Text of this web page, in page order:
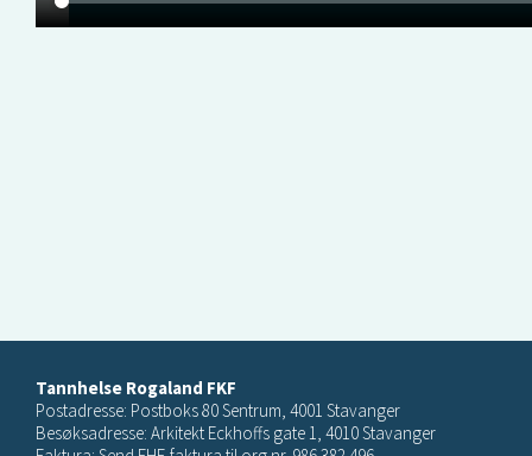
Tannhelse Rogaland FKF
Postadresse: Postboks 80 Sentrum, 4001 Stavanger
Besøksadresse: Arkitekt Eckhoffs gate 1, 4010 Stavanger